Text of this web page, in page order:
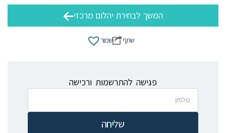
המשך לבחירת יהלום מרכזי
שמור שתף
פגישה להתרשמות ורכישה
שליחה